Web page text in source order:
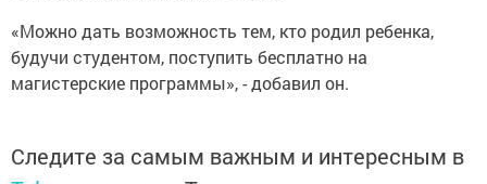
«Можно дать возможность тем, кто родил ребенка,
будучи студентом, поступить бесплатно на
магистерские программы», - добавил он.
Следите за самым важным и интересным в